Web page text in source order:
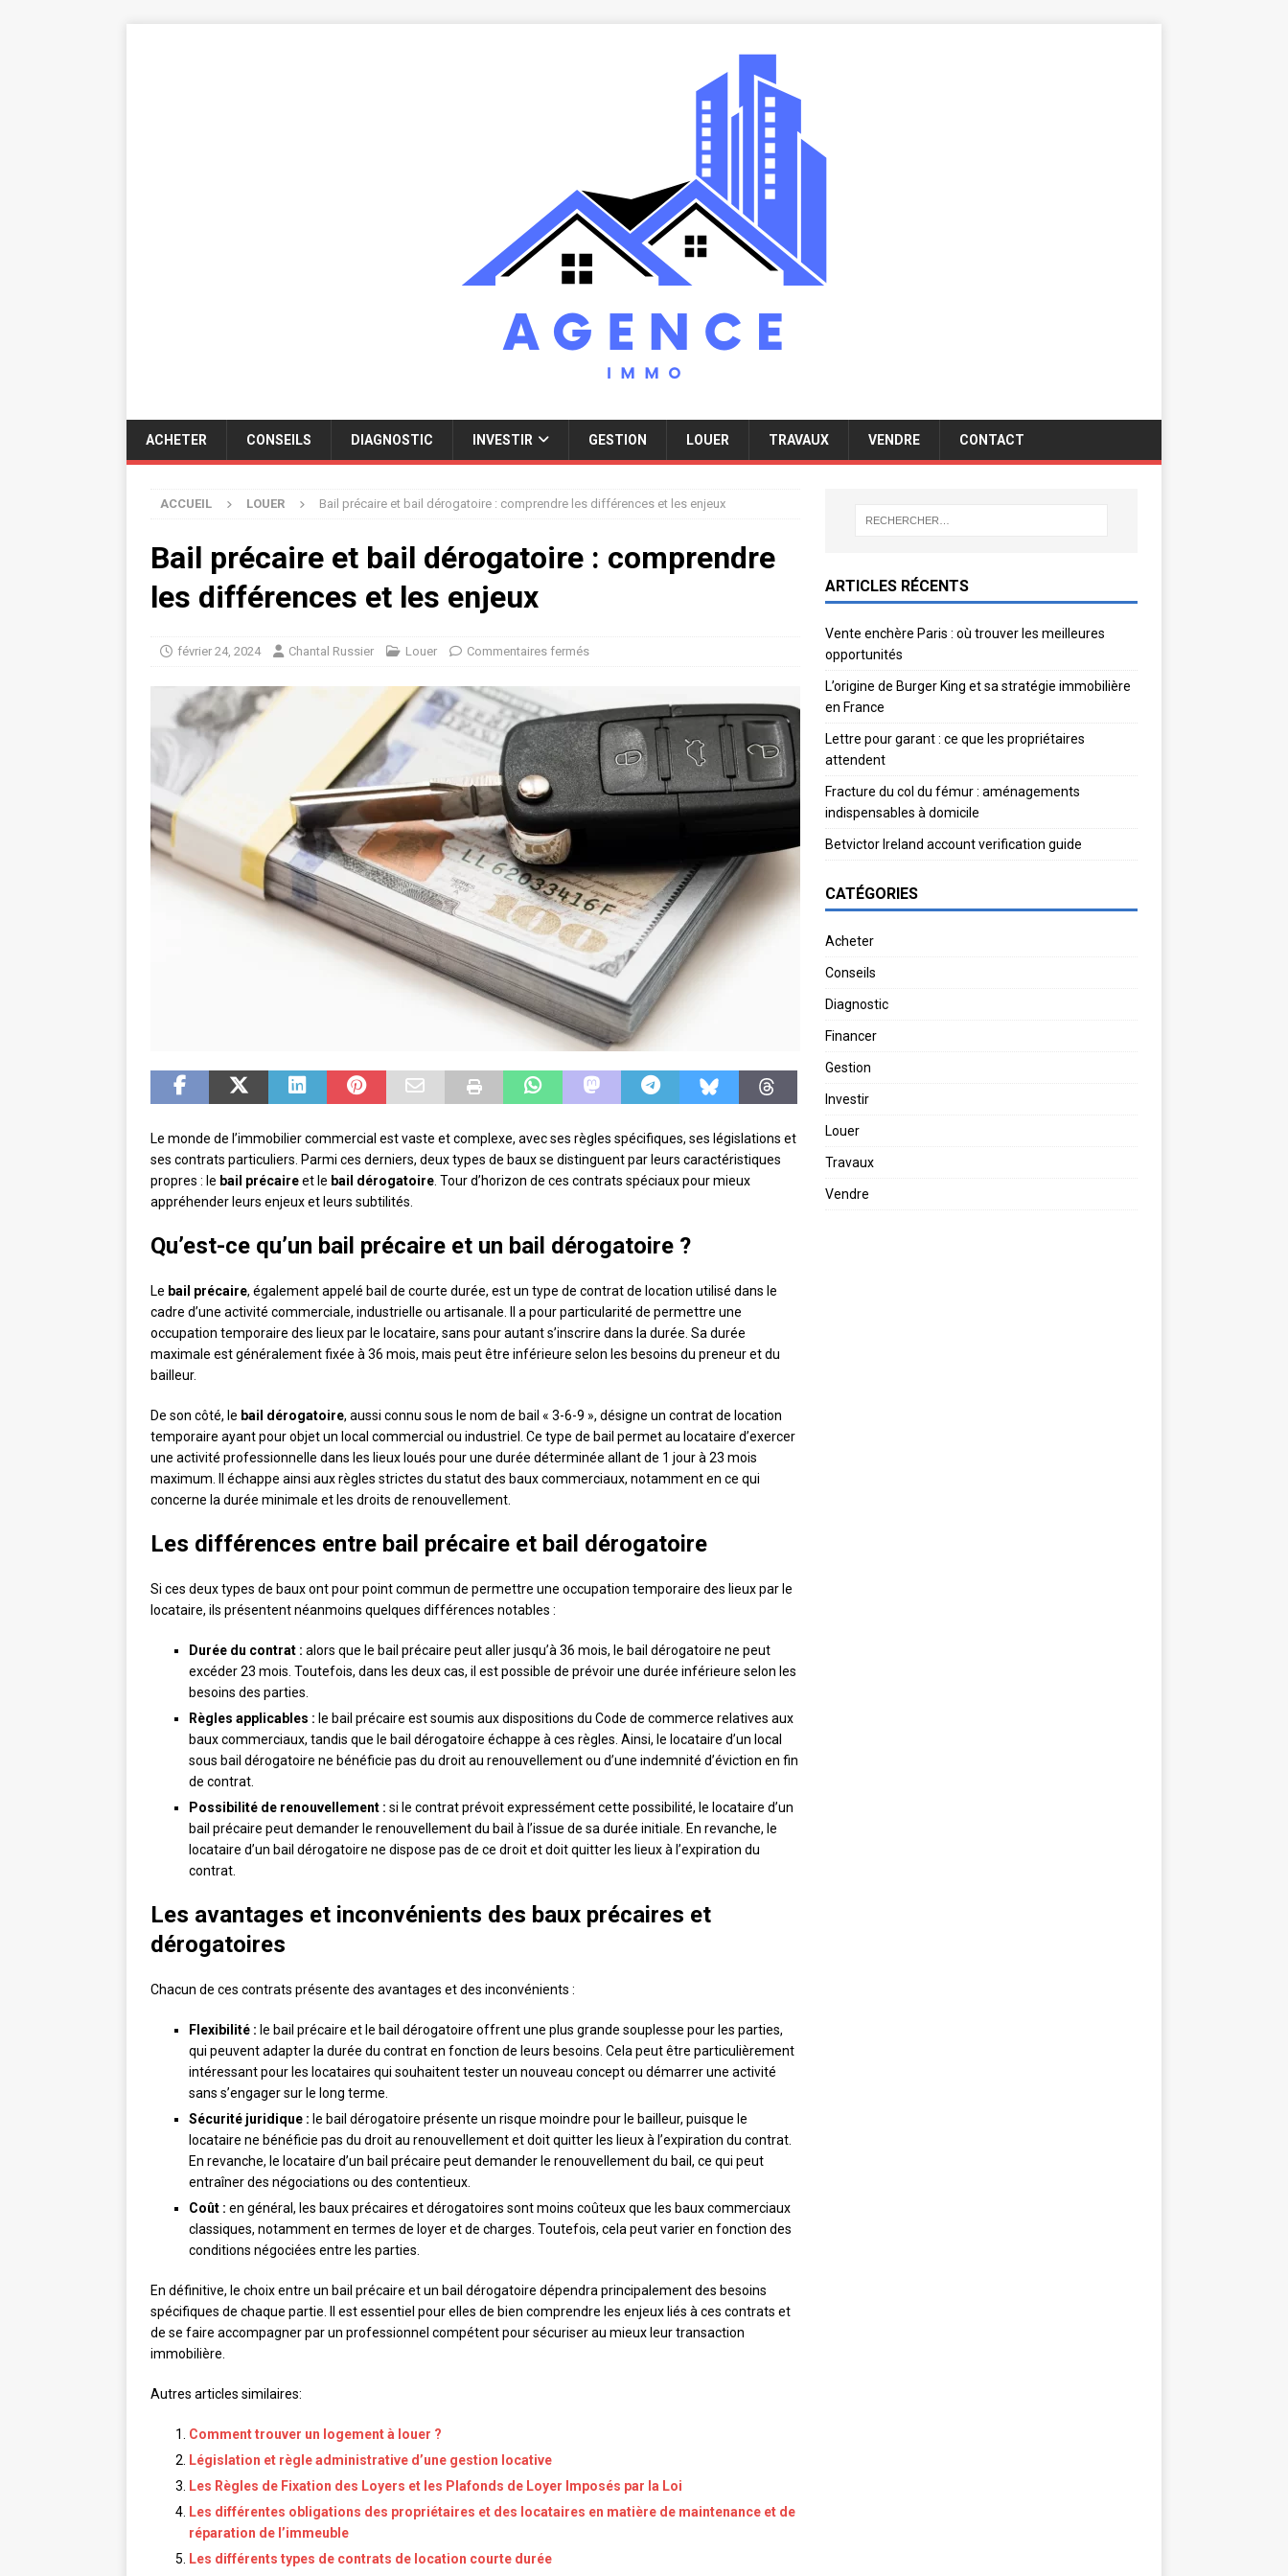
ACHETER CONSEILS DIAGNOSTIC INVESTIR GESTION LOUER TRAVAUX VENDRE CONTACT
ACCUEIL LOUER Bail précaire et bail dérogatoire : comprendre les différences et les enjeux
Bail précaire et bail dérogatoire : comprendre
les différences et les enjeux
février 24, 2024 Chantal Russier Louer Commentaires fermés
Le monde de l’immobilier commercial est vaste et complexe, avec ses règles spécifiques, ses législations et
ses contrats particuliers. Parmi ces derniers, deux types de baux se distinguent par leurs caractéristiques
propres : le bail précaireet le bail dérogatoire . Tour d’horizon de ces contrats spéciaux pour mieux
appréhender leurs enjeux et leurs subtilités.
Qu’est-ce qu’un bail précaire et un bail dérogatoire ?
Le bail précaire, également appelé bail de courte durée, est un type de contrat de location utilisé dans le
cadre d’une activité commerciale, industrielle ou artisanale. Il a pour particularité de permettre une
occupation temporaire des lieux par le locataire, sans pour autant s’inscrire dans la durée. Sa durée
maximale est généralement fixée à 36 mois, mais peut être inférieure selon les besoins du preneur et du
bailleur.
De son côté, le bail dérogatoire, aussi connu sous le nom de bail « 3-6-9 », désigne un contrat de location
temporaire ayant pour objet un local commercial ou industriel. Ce type de bail permet au locataire d’exercer
une activité professionnelle dans les lieux loués pour une durée déterminée allant de 1 jour à 23 mois
maximum. Il échappe ainsi aux règles strictes du statut des baux commerciaux, notamment en ce qui
concerne la durée minimale et les droits de renouvellement.
Les différences entre bail précaire et bail dérogatoire
Si ces deux types de baux ont pour point commun de permettre une occupation temporaire des lieux par le
locataire, ils présentent néanmoins quelques différences notables :
Durée du contrat : alors que le bail précaire peut aller jusqu’à 36 mois, le bail dérogatoire ne peut
excéder 23 mois. Toutefois, dans les deux cas, il est possible de prévoir une durée inférieure selon les
besoins des parties.
Règles applicables : le bail précaire est soumis aux dispositions du Code de commerce relatives aux
baux commerciaux, tandis que le bail dérogatoire échappe à ces règles. Ainsi, le locataire d’un local
sous bail dérogatoire ne bénéficie pas du droit au renouvellement ou d’une indemnité d’éviction en fin
de contrat.
Possibilité de renouvellement : si le contrat prévoit expressément cette possibilité, le locataire d’un
bail précaire peut demander le renouvellement du bail à l’issue de sa durée initiale. En revanche, le
locataire d’un bail dérogatoire ne dispose pas de ce droit et doit quitter les lieux à l’expiration du
contrat.
Les avantages et inconvénients des baux précaires et
dérogatoires
Chacun de ces contrats présente des avantages et des inconvénients :
Flexibilité : le bail précaire et le bail dérogatoire offrent une plus grande souplesse pour les parties,
qui peuvent adapter la durée du contrat en fonction de leurs besoins. Cela peut être particulièrement
intéressant pour les locataires qui souhaitent tester un nouveau concept ou démarrer une activité
sans s’engager sur le long terme.
Sécurité juridique : le bail dérogatoire présente un risque moindre pour le bailleur, puisque le
locataire ne bénéficie pas du droit au renouvellement et doit quitter les lieux à l’expiration du contrat.
En revanche, le locataire d’un bail précaire peut demander le renouvellement du bail, ce qui peut
entraîner des négociations ou des contentieux.
Coût : en général, les baux précaires et dérogatoires sont moins coûteux que les baux commerciaux
classiques, notamment en termes de loyer et de charges. Toutefois, cela peut varier en fonction des
conditions négociées entre les parties.
En définitive, le choix entre un bail précaire et un bail dérogatoire dépendra principalement des besoins
spécifiques de chaque partie. Il est essentiel pour elles de bien comprendre les enjeux liés à ces contrats et
de se faire accompagner par un professionnel compétent pour sécuriser au mieux leur transaction
immobilière.
Autres articles similaires:
Comment trouver un logement à louer ?
Législation et règle administrative d’une gestion locative
Les Règles de Fixation des Loyers et les Plafonds de Loyer Imposés par la Loi
Les différentes obligations des propriétaires et des locataires en matière de maintenance et de
réparation de l’immeuble
Les différents types de contrats de location courte durée
ARTICLES RÉCENTS
Vente enchère Paris : où trouver les meilleures
opportunités
L’origine de Burger King et sa stratégie immobilière
en France
Lettre pour garant : ce que les propriétaires
attendent
Fracture du col du fémur : aménagements
indispensables à domicile
Betvictor Ireland account verification guide
CATÉGORIES
Acheter
Conseils
Diagnostic
Financer
Gestion
Investir
Louer
Travaux
Vendre